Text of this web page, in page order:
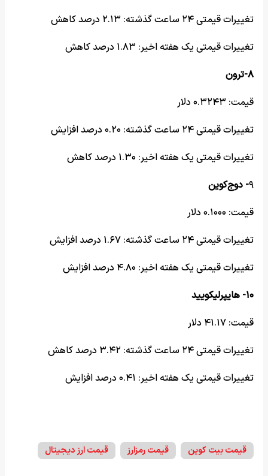
تغییرات قیمتی ۲۴ ساعت گذشته: ۲.۱۳ درصد کاهش
تغییرات قیمتی یک هفته اخیر: ۱.۸۳ درصد کاهش
۸-ترون
قیمت: ۰.۳۲۴۳ دلار
تغییرات قیمتی ۲۴ ساعت گذشته: ۰.۲۰ درصد افزایش
تغییرات قیمتی یک هفته اخیر: ۱.۳۰ درصد کاهش
۹- دوج‌کوین
قیمت: ۰.۱۰۰۰ دلار
تغییرات قیمتی ۲۴ ساعت گذشته: ۱.۶۷ درصد افزایش
تغییرات قیمتی یک هفته اخیر: ۴.۸۰ درصد افزایش
۱۰- هایپرلیکویید
قیمت: ۴۱.۱۷ دلار
تغییرات قیمتی ۲۴ ساعت گذشته: ۳.۴۲ درصد کاهش
تغییرات قیمتی یک هفته اخیر: ۰.۴۱ درصد افزایش
قیمت بیت کوین قیمت رمزارز قیمت ارز دیجیتال